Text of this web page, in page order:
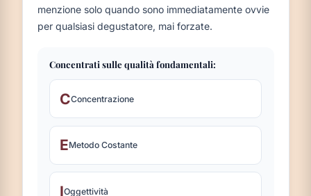
menzione solo quando sono immediatamente ovvie
per qualsiasi degustatore, mai forzate.
Concentrati sulle qualità fondamentali:
CConcentrazione
EMetodo Costante
IOggettività